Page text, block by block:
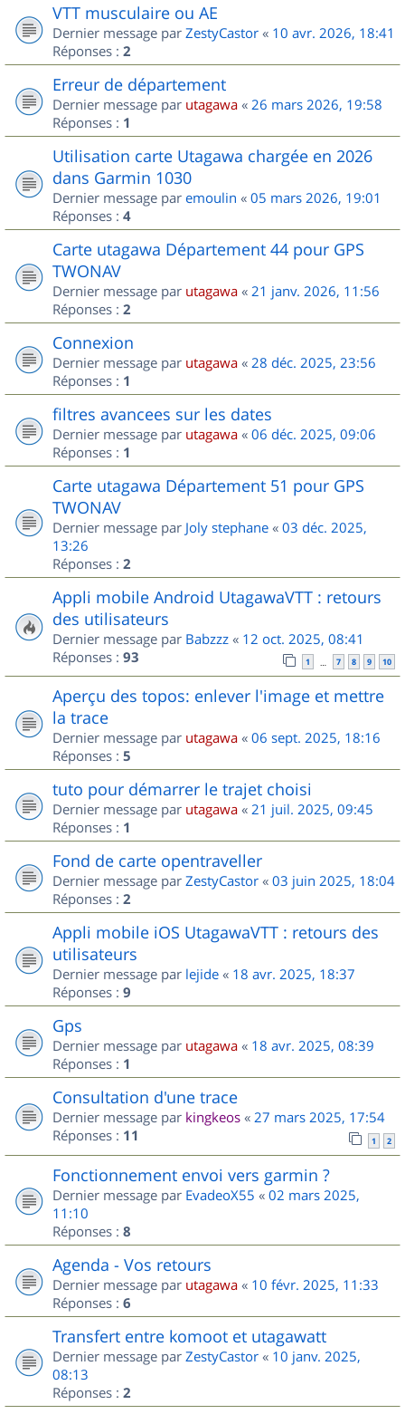
VTT musculaire ou AE
Dernier message par ZestyCastor « 10 avr. 2026, 18:41
Réponses : 2
Erreur de département
Dernier message par utagawa « 26 mars 2026, 19:58
Réponses : 1
Utilisation carte Utagawa chargée en 2026
dans Garmin 1030
Dernier message par emoulin « 05 mars 2026, 19:01
Réponses : 4
Carte utagawa Département 44 pour GPS
TWONAV
Dernier message par utagawa « 21 janv. 2026, 11:56
Réponses : 2
Connexion
Dernier message par utagawa « 28 déc. 2025, 23:56
Réponses : 1
filtres avancees sur les dates
Dernier message par utagawa « 06 déc. 2025, 09:06
Réponses : 1
Carte utagawa Département 51 pour GPS
TWONAV
Dernier message par Joly stephane « 03 déc. 2025,
13:26
Réponses : 2
Appli mobile Android UtagawaVTT : retours
des utilisateurs
Dernier message par Babzzz « 12 oct. 2025, 08:41
Réponses : 93 1 … 7 8 9 10
Aperçu des topos: enlever l'image et mettre
la trace
Dernier message par utagawa « 06 sept. 2025, 18:16
Réponses : 5
tuto pour démarrer le trajet choisi
Dernier message par utagawa « 21 juil. 2025, 09:45
Réponses : 1
Fond de carte opentraveller
Dernier message par ZestyCastor « 03 juin 2025, 18:04
Réponses : 2
Appli mobile iOS UtagawaVTT : retours des
utilisateurs
Dernier message par lejide « 18 avr. 2025, 18:37
Réponses : 9
Gps
Dernier message par utagawa « 18 avr. 2025, 08:39
Réponses : 1
Consultation d'une trace
Dernier message par kingkeos « 27 mars 2025, 17:54
Réponses : 11 1 2
Fonctionnement envoi vers garmin ?
Dernier message par EvadeoX55 « 02 mars 2025,
11:10
Réponses : 8
Agenda - Vos retours
Dernier message par utagawa « 10 févr. 2025, 11:33
Réponses : 6
Transfert entre komoot et utagawatt
Dernier message par ZestyCastor « 10 janv. 2025,
08:13
Réponses : 2